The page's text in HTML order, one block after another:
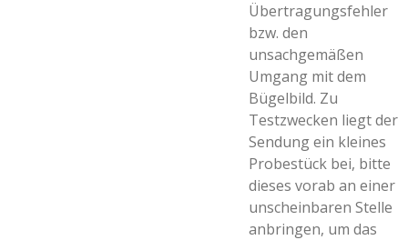
Übertragungsfehler
bzw. den
unsachgemäßen
Umgang mit dem
Bügelbild. Zu
Testzwecken liegt der
Sendung ein kleines
Probestück bei, bitte
dieses vorab an einer
unscheinbaren Stelle
anbringen, um das